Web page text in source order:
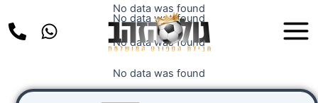
לתוכן
Menu
No data was found
No data was found
No data was found
No data was found